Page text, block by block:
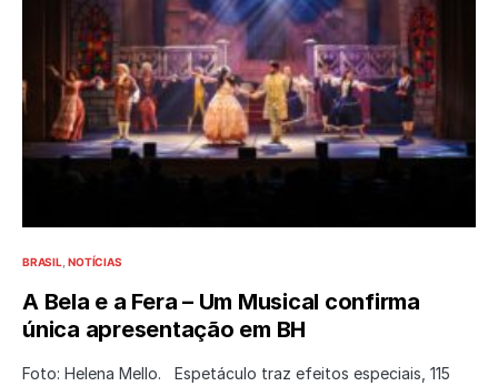
BRASIL NOTÍCIAS
A Bela e a Fera – Um Musical confirma
única apresentação em BH
Foto: Helena Mello. Espetáculo traz efeitos especiais, 115